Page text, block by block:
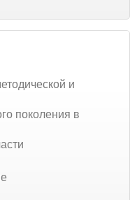
и
поколения в